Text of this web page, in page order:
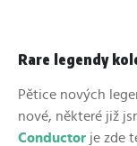
Rare legendy
Pětice nových
nové, některé již
Conductor je zde